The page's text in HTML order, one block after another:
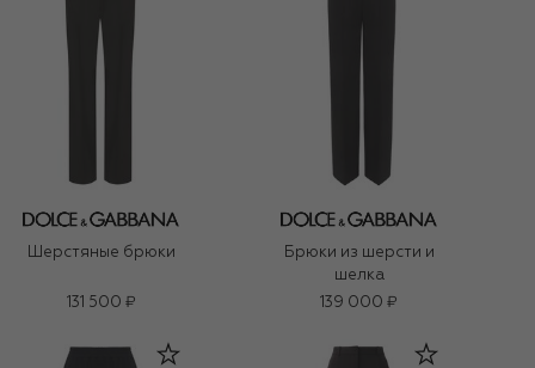
Шерстяные брюки
131 500 ₽
Брюки из шерсти и
шелка
139 000 ₽